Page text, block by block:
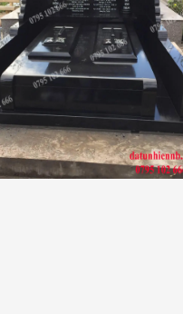
Đại bàng đá
Ngựa đá
Rồng đá- Cá chép hóa rồng
Tỳ hưu đá
Voi đá